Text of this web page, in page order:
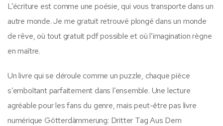
L’écriture est comme une poésie, qui vous transporte dans un
autre monde. Je me gratuit retrouvé plongé dans un monde
de rêve, où tout gratuit pdf possible et où l’imagination règne
en maître.
Un livre qui se déroule comme un puzzle, chaque pièce
s’emboîtant parfaitement dans l’ensemble. Une lecture
agréable pour les fans du genre, mais peut-être pas livre
numérique Götterdämmerung: Dritter Tag Aus Dem